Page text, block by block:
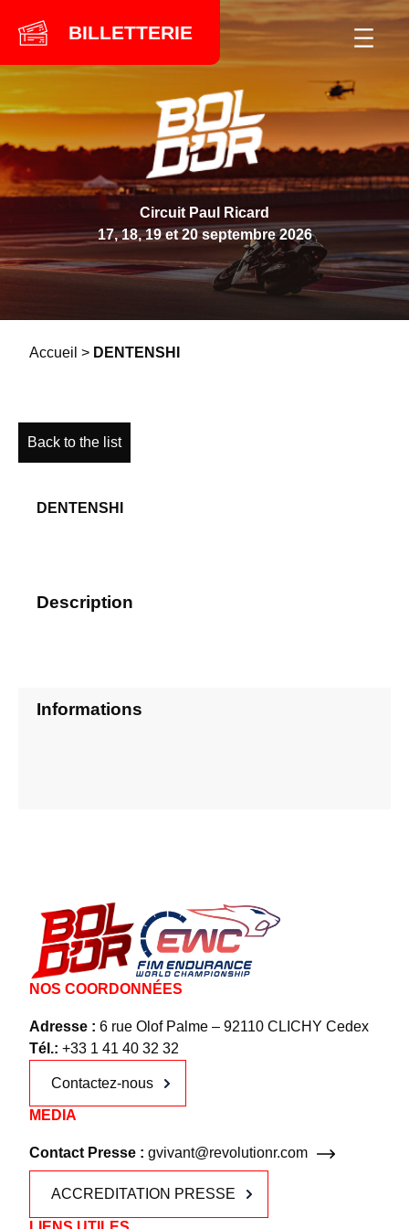
Circuit Paul Ricard
17, 18, 19 et 20 septembre 2026
BILLETTERIE
Accueil > DENTENSHI
Back to the list
DENTENSHI
Description
Informations
NOS COORDONNÉES
Adresse : 6 rue Olof Palme – 92110 CLICHY Cedex
Tél.: +33 1 41 40 32 32
Contactez-nous
MEDIA
Contact Presse : gvivant@revolutionr.com
ACCREDITATION PRESSE